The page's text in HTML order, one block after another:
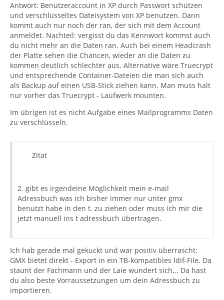
Antwort: Benutzeraccount in XP durch Passwort schützen
und verschlüsseltes Dateisystem von XP benutzen. Dann
kommt auch nur noch der ran, der sich mit dem Account
anmeldet. Nachteil: vergisst du das Kennwort kommst auch
du nicht mehr an die Daten ran. Auch bei einem Headcrash
der Platte sehen die Chancen, wieder an die Daten zu
kommen deutlich schlechter aus. Alternative wäre Truecrypt
und entsprechende Container-Dateien die man sich auch
als Backup auf einen USB-Stick ziehen kann. Man muss halt
nur vorher das Truecrypt - Laufwerk mounten.
Im übrigen ist es nicht Aufgabe eines Mailprogramms Daten
zu verschlüsseln.
Zitat
2. gibt es irgendeine Möglichkeit mein e-mail
Adressbuch was ich bisher immer nur unter gmx
benutzt habe in den t. zu ziehen oder muss ich mir die
jetzt manuell ins t adressbuch übertragen.
Ich hab gerade mal gekuckt und war positiv überrascht:
GMX bietet direkt - Export in ein TB-kompatibles ldif-File. Da
staunt der Fachmann und der Laie wundert sich... Da hast
du also beste Vorraussetzungen um dein Adressbuch zu
importieren.